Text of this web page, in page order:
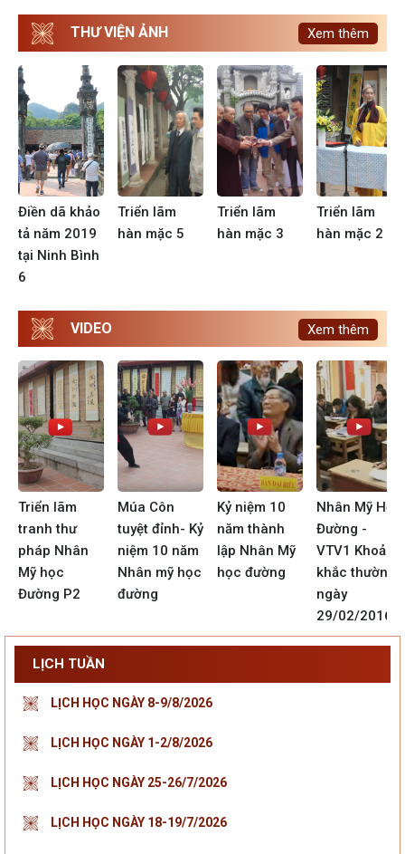
THƯ VIỆN ẢNH Xem thêm
Điền dã khảo
tả năm 2019
tại Ninh Bình
6
Triển lãm
hàn mặc 5
Triển lãm
hàn mặc 3
Triển lãm
hàn mặc 2
VIDEO Xem thêm
Triển lãm
tranh thư
pháp Nhân
Mỹ học
Đường P2
Múa Côn
tuyệt đỉnh- Kỷ
niệm 10 năm
Nhân mỹ học
đường
Kỷ niệm 10
năm thành
lập Nhân Mỹ
học đường
Nhân Mỹ Học
Đường -
VTV1 Khoảnh
khắc thường
ngày
29/02/2016
LỊCH TUẦN
LỊCH HỌC NGÀY 8-9/8/2026
LỊCH HỌC NGÀY 1-2/8/2026
LỊCH HỌC NGÀY 25-26/7/2026
LỊCH HỌC NGÀY 18-19/7/2026